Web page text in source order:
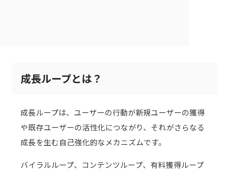
成長ループとは？
成長ループは、ユーザーの行動が新規ユーザーの獲得
や既存ユーザーの活性化につながり、それがさらなる
成長を生む自己強化的なメカニズムです。
バイラルループ、コンテンツループ、有料獲得ループ